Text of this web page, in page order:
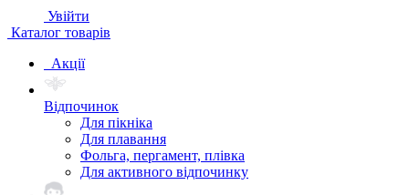
Увійти
Каталог товарів
Акції
Відпочинок
Для пікніка
Для плавання
Фольга, пергамент, плівка
Для активного відпочинку